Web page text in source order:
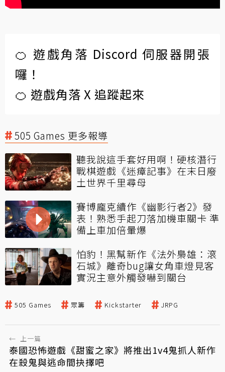
🍊 遊戲角落 Discord 伺服器開張
囉！
🍊 遊戲角落 X 追蹤起來
505 Games 更多報導
聽我說這手套好用啊！硬核潛行
戰棋遊戲《迷瘴記事》在末日廢
土世界千里尋母
賽博龐克續作《幽影行者2》發
表！熟悉手起刀落加機車關卡 準
備上車加倍暈爆
怕豹！黑幫新作《法外梟雄：滾
石城》離奇bug讓女角車燈見客
實況主意外觸發嚇到關台
505 Games 眾籌 Kickstarter JRPG
← 上一篇
泰國恐怖遊戲《甜蜜之家》將推出1v4鬼抓人新作
在殺鬼與逃命間抉擇吧